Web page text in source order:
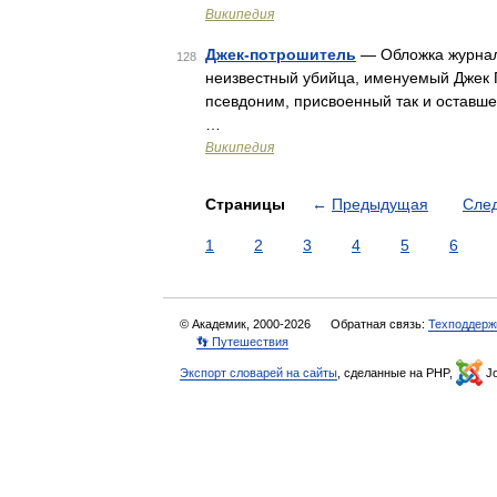
Википедия
128 Джек-потрошитель — Обложка
неизвестный убийца, именуемый
псевдоним, присвоенный так и
Википедия
Страницы ← Предыдущая
1 2 3 4 5 6
© Академик, 2000-2026 Обратная связь:
👣 Путешествия
Экспорт словарей на сайты , сделанные на PHP,